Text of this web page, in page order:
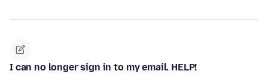
I can no longer sign in to my email. HELP!